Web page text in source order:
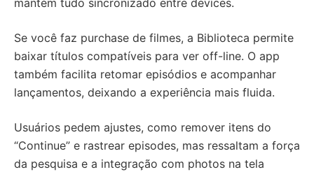
mantém tudo sincronizado entre devices.
Se você faz purchase de filmes, a Biblioteca permite
baixar títulos compatíveis para ver off-line. O app
também facilita retomar episódios e acompanhar
lançamentos, deixando a experiência mais fluida.
Usuários pedem ajustes, como remover itens do
“Continue” e rastrear episodes, mas ressaltam a força
da pesquisa e a integração com photos na tela